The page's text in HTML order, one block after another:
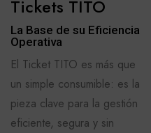
Tickets TITO
La Base de su Eficiencia
Operativa
El Ticket TITO es más que
un simple consumible: es la
pieza clave para la gestión
eficiente, segura y sin